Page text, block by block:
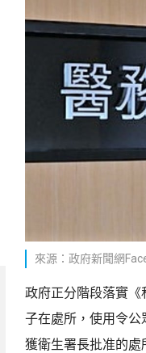
來源：政府新聞網
政府正分階段落實
子在處所，使用令
獲衛生署長批准的